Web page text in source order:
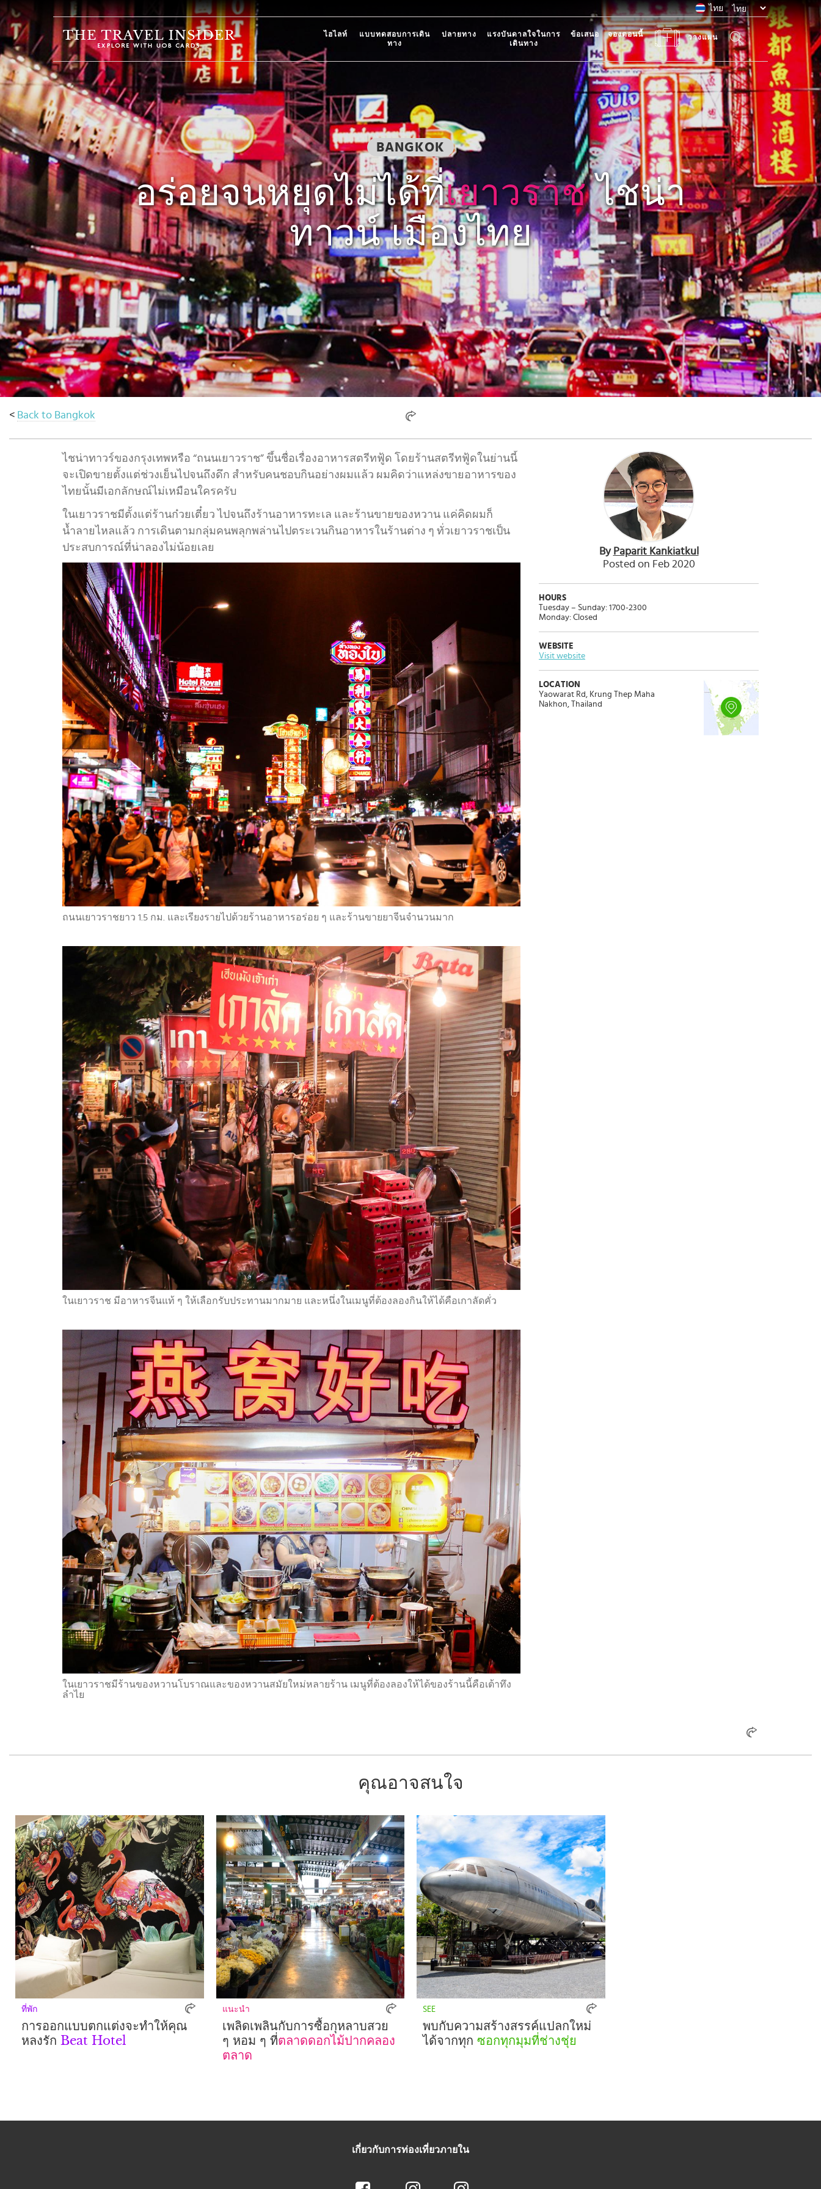
BANGKOK
อร่อยจนหยุดไม่ได้ที่เยาวราชไชน่า
ทาวน์ เมืองไทย
ไทย
ไฮไลท์
แบบทดสอบการเดิน
ทาง
ปลายทาง
แรงบันดาลใจในการ
เดินทาง
ข้อเสนอ จองตอนนี้ วางแผน
< Back to Bangkok
ไชน่าทาวร์ของกรุงเทพหรือ “ถนนเยาวราช” ขึ้นชื่อเรื่องอาหารสตรีทฟู้ด โดยร้านสตรีทฟู้ดในย่านนี้
จะเปิดขายตั้งแต่ช่วงเย็นไปจนถึงดึก สำหรับคนชอบกินอย่างผมแล้ว ผมคิดว่าแหล่งขายอาหารของ
ไทยนั้นมีเอกลักษณ์ไม่เหมือนใครครับ
ในเยาวราชมีตั้งแต่ร้านก๋วยเตี๋ยว ไปจนถึงร้านอาหารทะเล และร้านขายของหวาน แค่คิดผมก็
น้ำลายไหลแล้ว การเดินตามกลุ่มคนพลุกพล่านไปตระเวนกินอาหารในร้านต่าง ๆ ทั่วเยาวราชเป็น
ประสบการณ์ที่น่าลองไม่น้อยเลย
ถนนเยาวราชยาว 1.5 กม. และเรียงรายไปด้วยร้านอาหารอร่อย ๆ และร้านขายยาจีนจำนวนมาก
ในเยาวราช มีอาหารจีนแท้ ๆ ให้เลือกรับประทานมากมาย และหนึ่งในเมนูที่ต้องลองกินให้ได้คือเกาลัดคั่ว
ในเยาวราชมีร้านของหวานโบราณและของหวานสมัยใหม่หลายร้าน เมนูที่ต้องลองให้ได้ของร้านนี้คือเต้าทึง
ลำไย
By Paparit Kankiatkul
Posted on Feb 2020
HOURS
Tuesday – Sunday: 1700-2300
Monday: Closed
WEBSITE
Visit website
LOCATION
Yaowarat Rd, Krung Thep Maha
Nakhon, Thailand
คุณอาจสนใจ
ที่พัก
การออกแบบตกแต่งจะทำให้คุณ
หลงรัก Beat Hotel
แนะนำ
เพลิดเพลินกับการซื้อกุหลาบสวย
ๆ หอม ๆ ที่ตลาดดอกไม้ปากคลอง
ตลาด
SEE
พบกับความสร้างสรรค์แปลกใหม่
ได้จากทุก ซอกทุกมุมที่ช่างชุ่ย
เกี่ยวกับการท่องเที่ยวภายใน
บ้าน
ไฮไลท์
แบบ
ทดสอบ
การ
เดิน
ทาง
ปลาย
ทาง
บันดาล
ใจ
ใน
การ
เดิน
ทาง
ข้อ
เสนอ
จอง
ตอน
นี้
วางแผน
เกี่ยว
Language